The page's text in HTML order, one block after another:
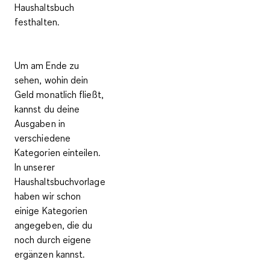
Haushaltsbuch
festhalten.
Um am Ende zu
sehen, wohin dein
Geld monatlich fließt,
kannst du deine
Ausgaben in
verschiedene
Kategorien einteilen.
In unserer
Haushaltsbuchvorlage
haben wir schon
einige Kategorien
angegeben, die du
noch durch eigene
ergänzen kannst.